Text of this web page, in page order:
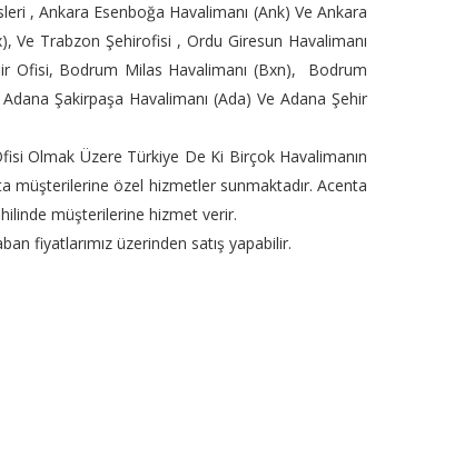
, Ankara Esenboğa Havalimanı (Ank) Ve Ankara
Ve Trabzon Şehirofisi , Ordu Giresun Havalimanı
Ofisi, Bodrum Milas Havalimanı (Bxn), Bodrum
Şakirpaşa Havalimanı (Ada) Ve Adana Şehir
Olmak Üzere Türkiye De Ki Birçok Havalimanın
müşterilerine özel hizmetler sunmaktadır. Acenta
müşterilerine hizmet verir.
fiyatlarımız üzerinden satış yapabilir.